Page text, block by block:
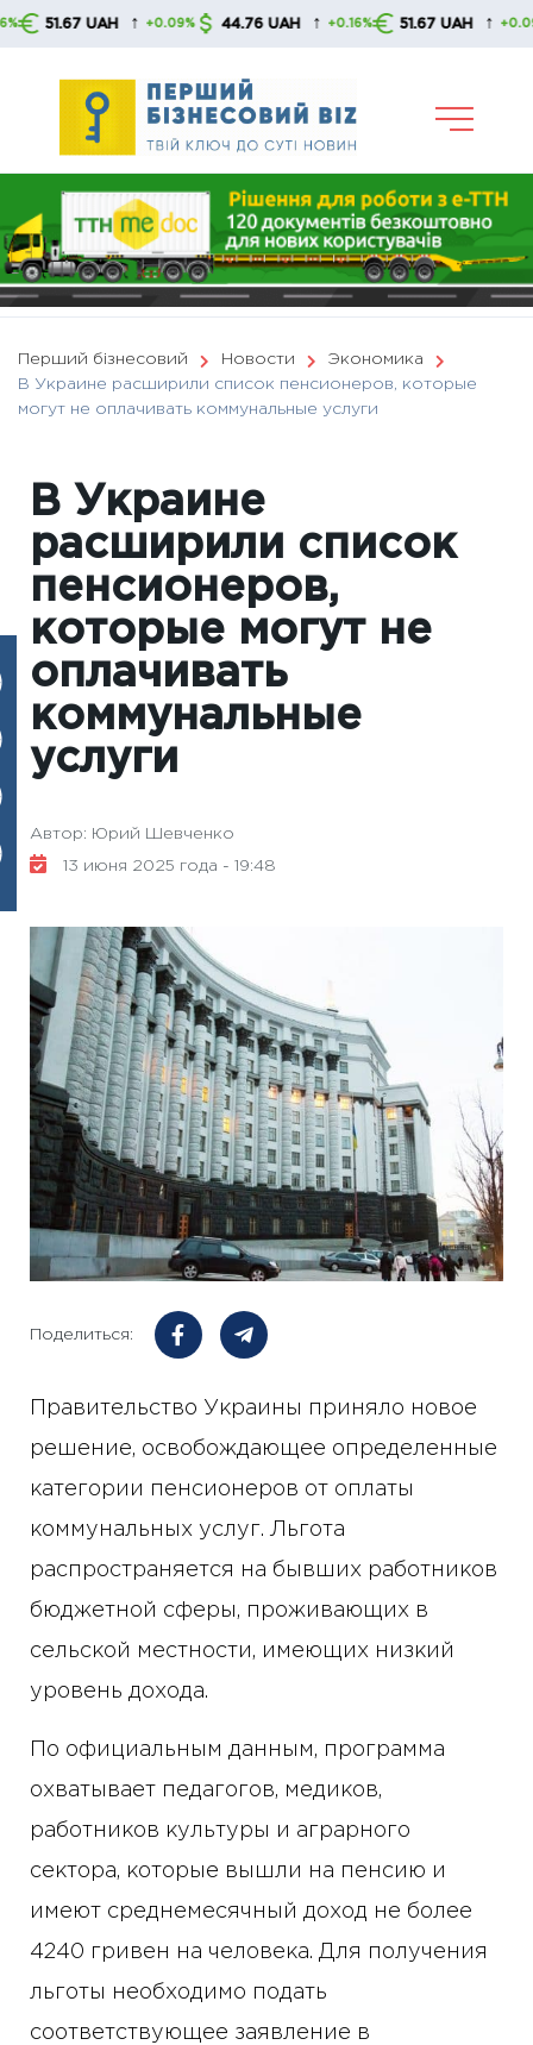
Skip
51.67 UAH ↑ +0.09% 44.76 UAH ↑ +0.16% 51.67 UAH ↑ +0.09%
Перший бізнесовий Новости
Экономика
В Украине расширили список пенсионеров, которые
могут не оплачивать коммунальные услуги
В Украине
расширили список
пенсионеров,
которые могут не
оплачивать
коммунальные
услуги
Автор: Юрий Шевченко
13 июня 2025 года - 19:48
Поделиться:
Правительство Украины приняло новое
решение, освобождающее определенные
категории пенсионеров от оплаты
коммунальных услуг. Льгота
распространяется на бывших работников
бюджетной сферы, проживающих в
сельской местности, имеющих низкий
уровень дохода.
По официальным данным, программа
охватывает педагогов, медиков,
работников культуры и аграрного
сектора, которые вышли на пенсию и
имеют среднемесячный доход не более
4240 гривен на человека. Для получения
льготы необходимо подать
соответствующее заявление в